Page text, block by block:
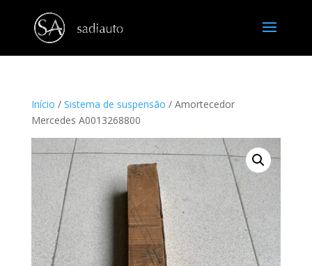
Início / Sistema de suspensão / Amortecedor
Mercedes A0013268800